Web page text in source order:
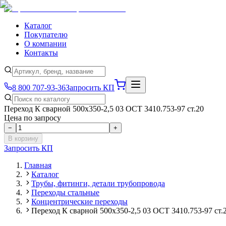
Каталог
Покупателю
О компании
Контакты
8 800 707-93-36Запросить КП
Переход К сварной 500х350-2,5 03 ОСТ 3410.753-97 ст.20
Цена по запросу
−
+
В корзину
Запросить КП
Главная
Каталог
Трубы, фитинги, детали трубопровода
Переходы стальные
Концентрические переходы
Переход К сварной 500х350-2,5 03 ОСТ 3410.753-97